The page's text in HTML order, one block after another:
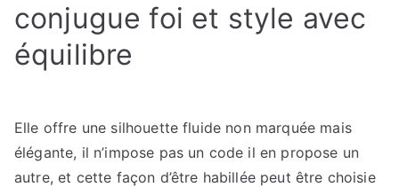
conjugue foi et style avec
équilibre
Elle offre une silhouette fluide non marquée mais
élégante, il n’impose pas un code il en propose un
autre, et cette façon d’être habillée peut être choisie